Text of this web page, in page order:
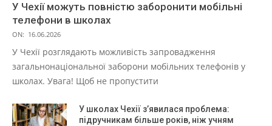
У Чехії можуть повністю заборонити мобільні
телефони в школах
ON: 16.06.2026
У Чехії розглядають можливість запровадження
загальнонаціональної заборони мобільних телефонів у
школах. Увага! Щоб не пропустити
У школах Чехії з’явилася проблема:
підручникам більше років, ніж учням